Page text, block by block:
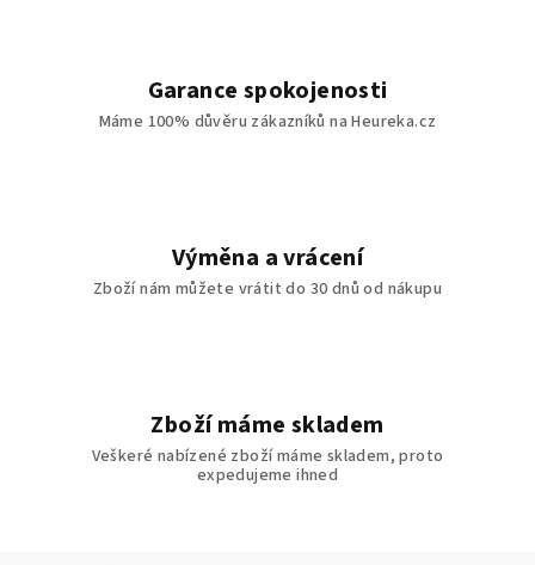
Garance spokojenosti
Máme 100% důvěru zákazníků na Heureka.cz
Výměna a vrácení
Zboží nám můžete vrátit do 30 dnů od nákupu
Zboží máme skladem
Veškeré nabízené zboží máme skladem, proto
expedujeme ihned